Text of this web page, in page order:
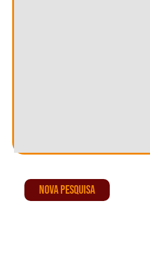
NOVA PESQUISA